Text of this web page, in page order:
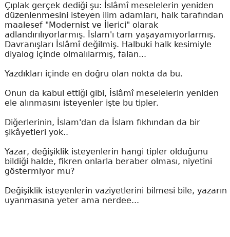
Çıplak gerçek dediği şu: İslâmî meselelerin yeniden
düzenlenmesini isteyen ilim adamları, halk tarafından
maalesef "Modernist ve İlerici" olarak
adlandırılıyorlarmış. İslam'ı tam yaşayamıyorlarmış.
Davranışları İslâmî değilmiş. Halbuki halk kesimiyle
diyalog içinde olmalılarmış, falan...
Yazdıkları içinde en doğru olan nokta da bu.
Onun da kabul ettiği gibi, İslâmî meselelerin yeniden
ele alınmasını isteyenler işte bu tipler.
Diğerlerinin, İslam'dan da İslam fıkhından da bir
şikâyetleri yok..
Yazar, değişiklik isteyenlerin hangi tipler olduğunu
bildiği halde, fikren onlarla beraber olması, niyetini
göstermiyor mu?
Değişiklik isteyenlerin vaziyetlerini bilmesi bile, yazarın
uyanmasına yeter ama nerdee...